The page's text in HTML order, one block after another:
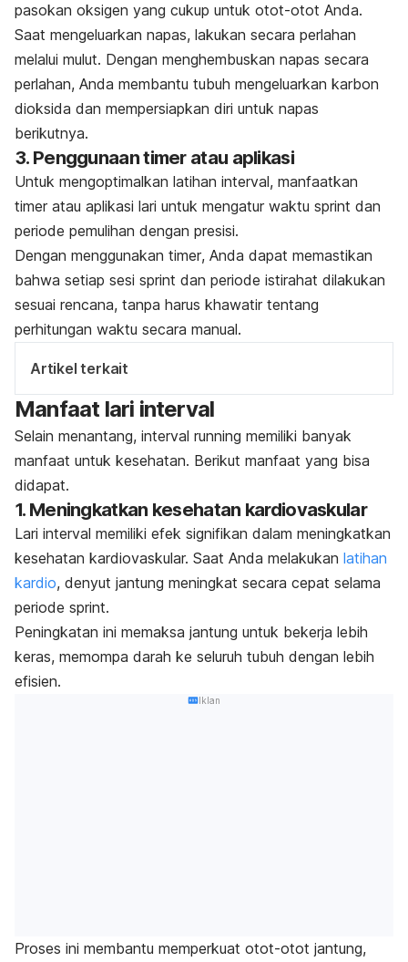
pasokan oksigen yang cukup untuk otot-otot Anda.
Saat mengeluarkan napas, lakukan secara perlahan
melalui mulut. Dengan menghembuskan napas secara
perlahan, Anda membantu tubuh mengeluarkan karbon
dioksida dan mempersiapkan diri untuk napas
berikutnya.
3. Penggunaantimer atau aplikasi
Untuk mengoptimalkan latihan interval, manfaatkan
timer atau aplikasi lari untuk mengatur waktu sprint dan
periode pemulihan dengan presisi.
Dengan menggunakan timer, Anda dapat memastikan
bahwa setiap sesi sprint dan periode istirahat dilakukan
sesuai rencana, tanpa harus khawatir tentang
perhitungan waktu secara manual.
Artikel terkait
Manfaat lari interval
Selain menantang, interval running memiliki banyak
manfaat untuk kesehatan. Berikut manfaat yang bisa
didapat.
1. Meningkatkan kesehatan kardiovaskular
Lari interval memiliki efek signifikan dalam meningkatkan
kesehatan kardiovaskular. Saat Anda melakukan latihan
kardio, denyut jantung meningkat secara cepat selama
periode sprint.
Peningkatan ini memaksa jantung untuk bekerja lebih
keras, memompa darah ke seluruh tubuh dengan lebih
efisien.
Iklan
Proses ini membantu memperkuat otot-otot jantung,